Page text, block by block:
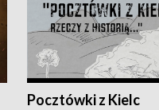
Pocztówki z Kielc